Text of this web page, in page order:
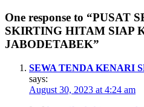
One response to “PUSAT
SKIRTING HITAM SIAP
JABODETABEK”
SEWA TENDA KENARI
says:
August 30, 2023 at 4:24 am